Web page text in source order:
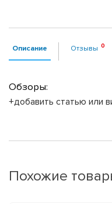
Описание Отзывы
Обзоры:
+добавить статью или
Похожие